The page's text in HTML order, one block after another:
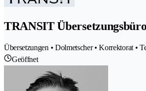
TRANSIT Übersetzungsbüro
Übersetzungen • Dolmetscher • Korrektorat •
Geöffnet